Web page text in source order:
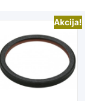
Akcija!